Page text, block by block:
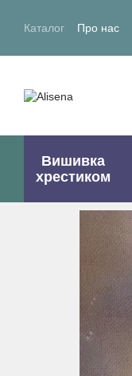
Каталог
Про нас
Вишивка
хрестиком